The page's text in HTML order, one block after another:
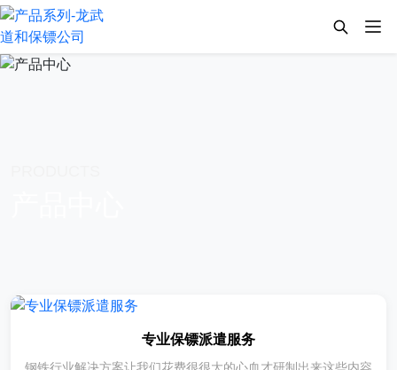
专业保镖派遣服务
钢铁行业解决方案让我们花费很很大的心血才研制出来这些内容